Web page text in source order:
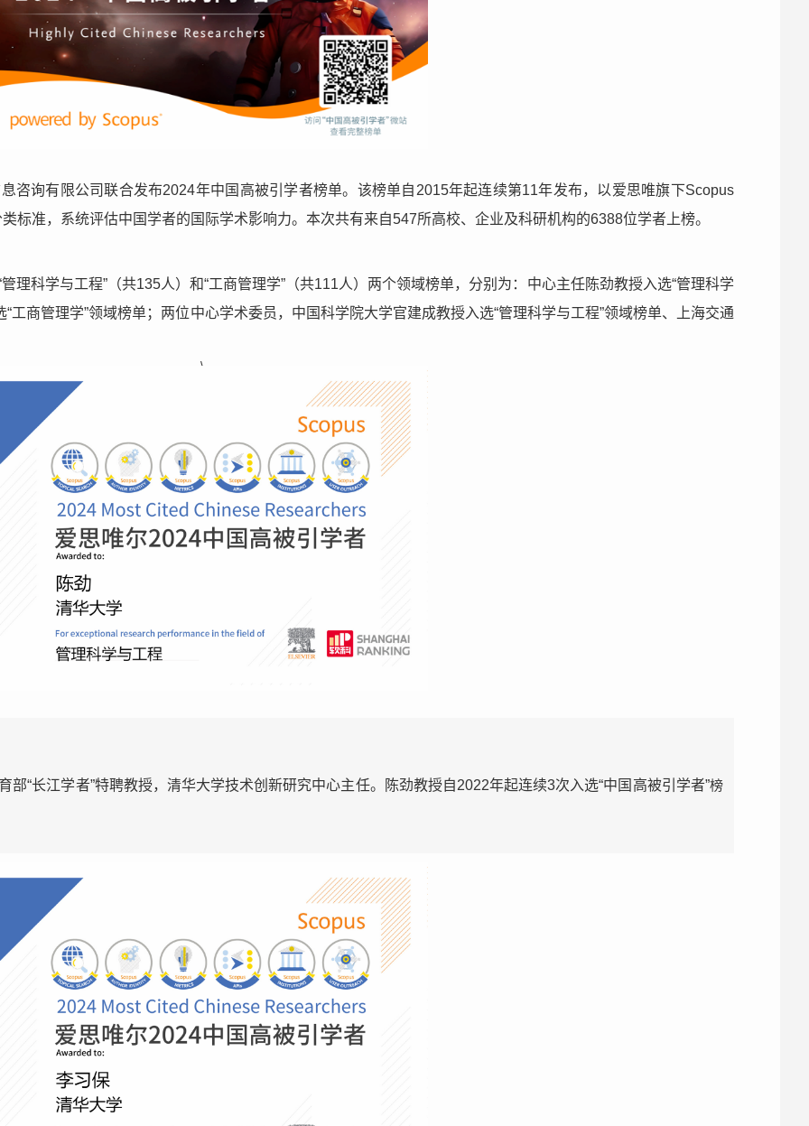
咨询有限公司联合发布2024年中国高被引学者榜单。该榜单自2015年起连续第11年发布，以爱思唯旗下Scopus
标准，系统评估中国学者的国际学术影响力。本次共有来自547所高校、企业及科研机构的6388位学者上榜。
理科学与工程”（共135人）和“工商管理学”（共111人）两个领域榜单，分别为：中心主任陈劲教授入选“管理科学
工商管理学”领域榜单；两位中心学术委员，中国科学院大学官建成教授入选“管理科学与工程”领域榜单、上海交通
\
“长江学者”特聘教授，清华大学技术创新研究中心主任。陈劲教授自2022年起连续3次入选“中国高被引学者”榜